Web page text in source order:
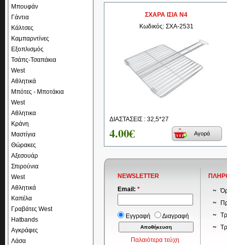
Μπουφάν
Γάντια
Κάλτσες
Καμπαρντίνες
Εξοπλισμός
Τσάπς-Τσαπάκια
West
Αθλητικά
Μπότες - Μποτάκια
West
Αθλητικα
Κράνη
Μαστίγια
Θώρακες
Αξεσουάρ
Σπιρούνια
West
Αθλητικά
Καπέλα
Γραβάτες West
Hatbands
Αγκράφες
Λάσα
ΣΧΑΡΑ ΙΣΙΑ Ν4
Κωδικός: ΣΧΑ-2531
ΔΙΑΣΤΑΣΕΙΣ : 32,5*27
4.00€ Αγορά
NEWSLETTER
Email: *
Εγγραφή Διαγραφή
Παλαιότερα τεύχη